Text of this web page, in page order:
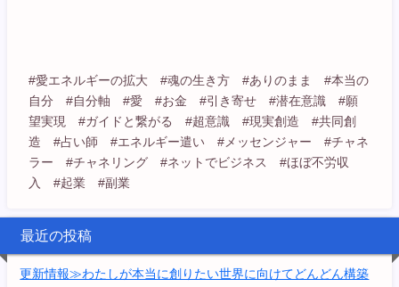
#愛エネルギーの拡大 #魂の生き方 #ありのまま #本当の
自分 #自分軸 #愛 #お金 #引き寄せ #潜在意識 #願
望実現 #ガイドと繋がる #超意識 #現実創造 #共同創
造 #占い師 #エネルギー遣い #メッセンジャー #チャネ
ラー #チャネリング #ネットでビジネス #ほぼ不労収
入 #起業 #副業
最近の投稿
更新情報≫わたしが本当に創りたい世界に向けてどんどん構築